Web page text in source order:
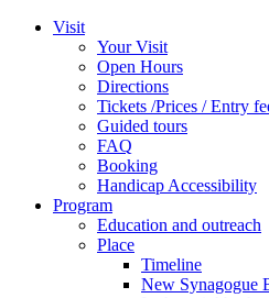
Zum
Visit
Your Visit
Open Hours
Directions
Tickets /Prices / Entry
Guided tours
FAQ
Booking
Handicap Accessibility
Program
Education and outreach
Place
Timeline
New Synagogue